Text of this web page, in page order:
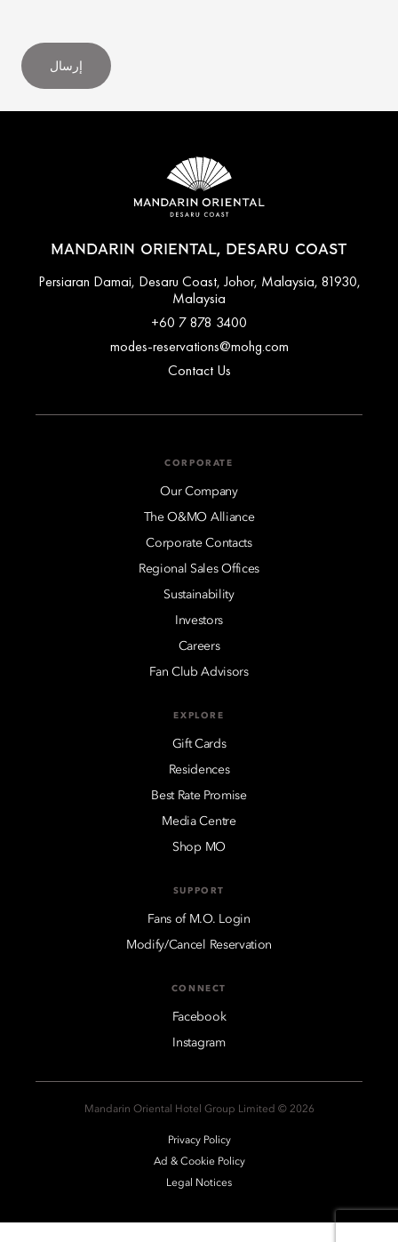
إرسال
MANDARIN ORIENTAL, DESARU COAST
Persiaran Damai, Desaru Coast, Johor, Malaysia, 81930,
Malaysia
+60 7 878 3400
modes-reservations@mohg.com
Contact Us
CORPORATE
Our Company
The O&MO Alliance
Corporate Contacts
Regional Sales Offices
Sustainability
Investors
Careers
Fan Club Advisors
EXPLORE
Gift Cards
Residences
Best Rate Promise
Media Centre
Shop MO
SUPPORT
Fans of M.O. Login
Modify/Cancel Reservation
CONNECT
Facebook
Instagram
2026 © Mandarin Oriental Hotel Group Limited
Privacy Policy
Ad & Cookie Policy
Legal Notices